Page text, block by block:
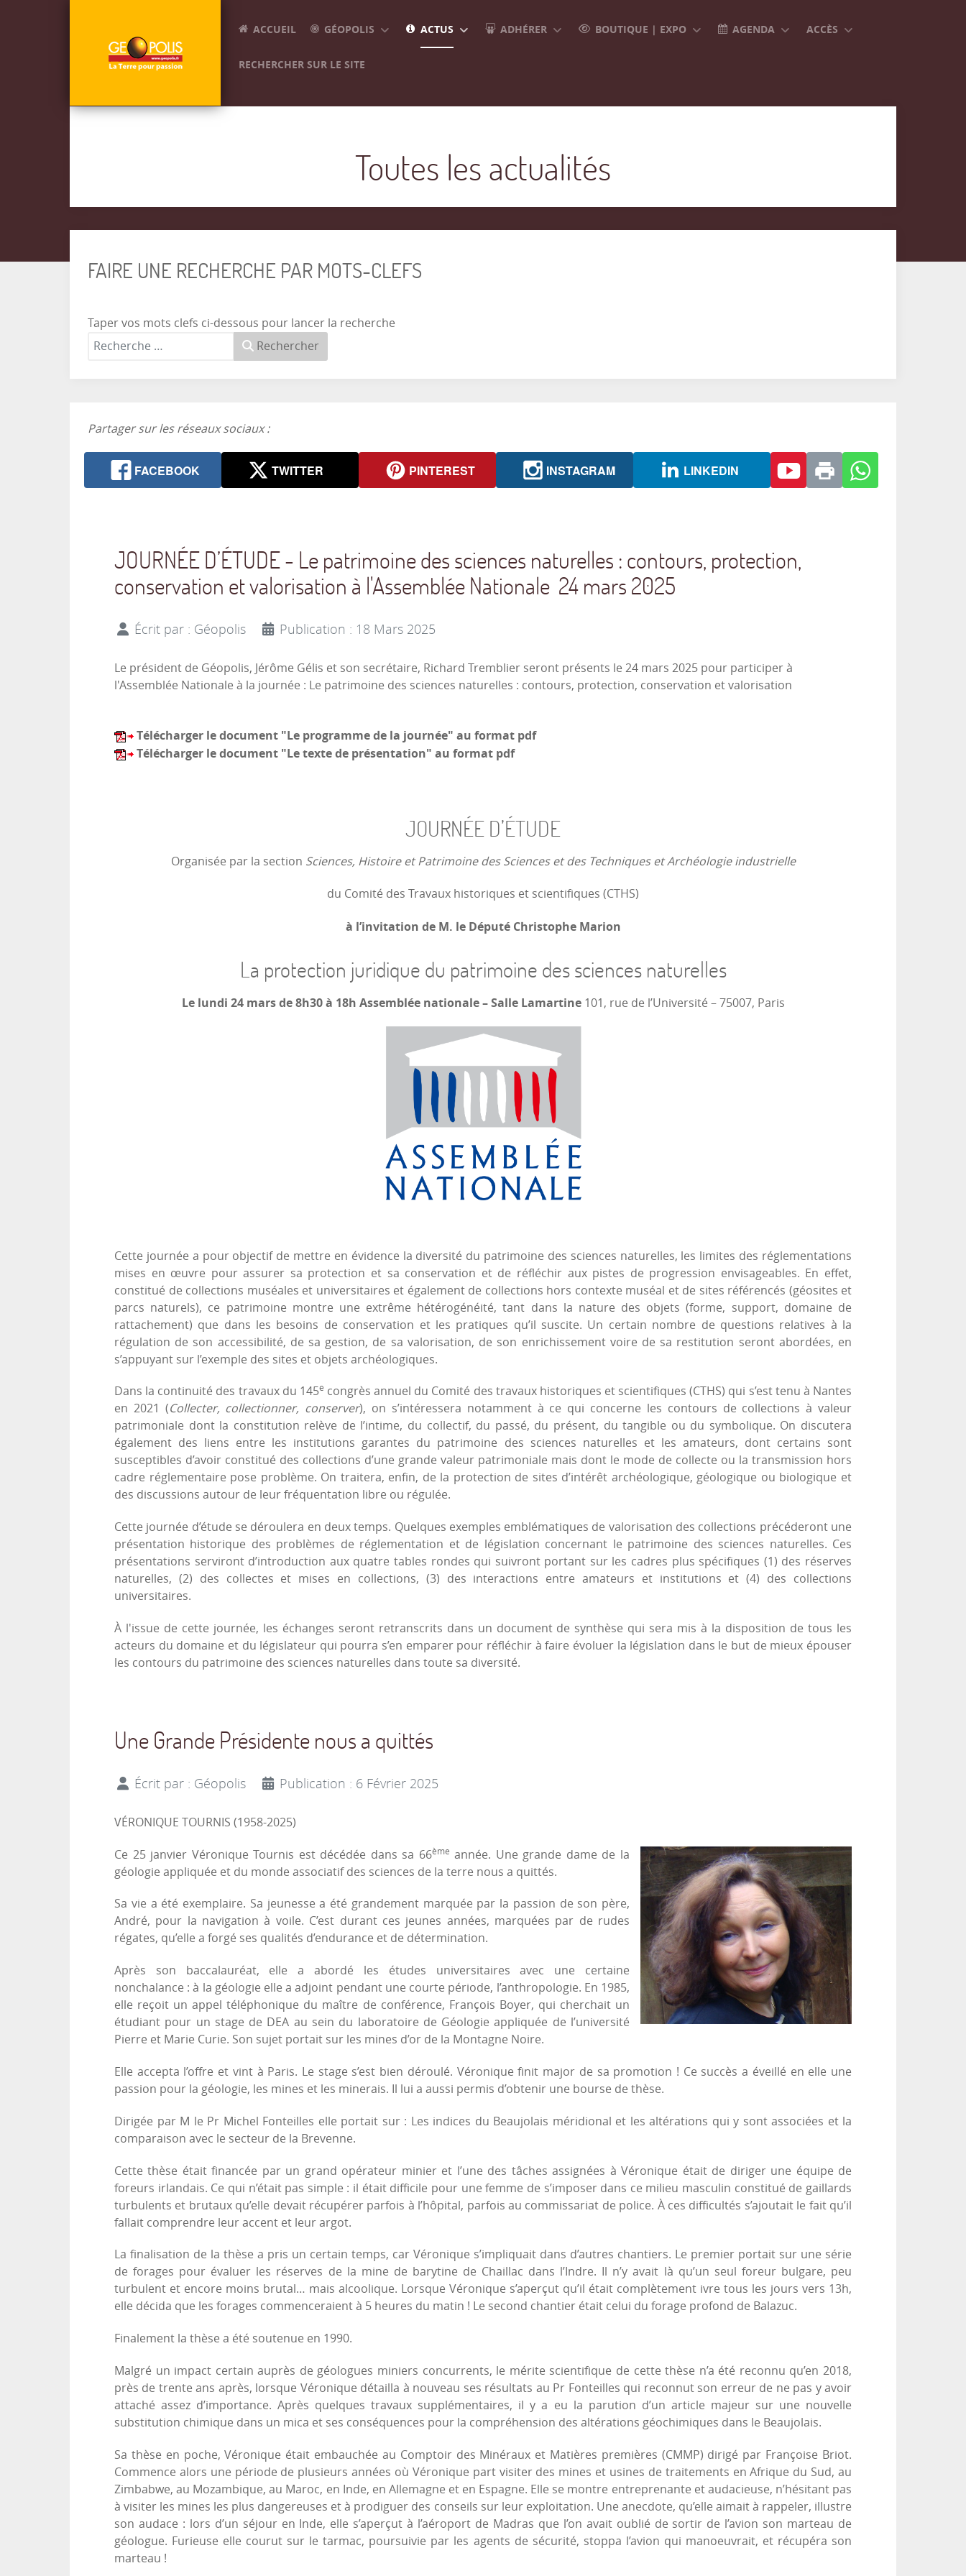
ACCUEIL GÉOPOLIS ACTUS ADHÉRER BOUTIQUE | EXPO AGENDA ACCÈS
RECHERCHER SUR LE SITE
Toutes les actualités
FAIRE UNE RECHERCHE PAR MOTS-CLEFS
Taper vos mots clefs ci-dessous pour lancer la recherche
Rechercher
Partager sur les réseaux sociaux :
FACEBOOK TWITTER PINTEREST INSTAGRAM LINKEDIN
JOURNÉE D’ÉTUDE - Le patrimoine des sciences naturelles : contours, protection,
conservation et valorisation à l'Assemblée Nationale 24 mars 2025
Écrit par : Géopolis Publication : 18 Mars 2025
Le président de Géopolis, Jérôme Gélis et son secrétaire, Richard Tremblier seront présents le 24 mars 2025 pour participer à
l'Assemblée Nationale à la journée : Le patrimoine des sciences naturelles : contours, protection, conservation et valorisation
Télécharger le document "Le programme de la journée" au format pdf
Télécharger le document "Le texte de présentation" au format pdf
JOURNÉE D’ÉTUDE
Organisée par la section Sciences, Histoire et Patrimoine des Sciences et des Techniques et Archéologie industrielle
du Comité des Travaux historiques et scientifiques (CTHS)
à l’invitation de M. le Député Christophe Marion
La protection juridique du patrimoine des sciences naturelles
Le lundi 24 mars de 8h30 à 18h Assemblée nationale – Salle Lamartine 101, rue de l’Université – 75007, Paris
Cette journée a pour objectif de mettre en évidence la diversité du patrimoine des sciences naturelles, les limites des réglementations
mises en œuvre pour assurer sa protection et sa conservation et de réfléchir aux pistes de progression envisageables. En effet,
constitué de collections muséales et universitaires et également de collections hors contexte muséal et de sites référencés (géosites et
parcs naturels), ce patrimoine montre une extrême hétérogénéité, tant dans la nature des objets (forme, support, domaine de
rattachement) que dans les besoins de conservation et les pratiques qu’il suscite. Un certain nombre de questions relatives à la
régulation de son accessibilité, de sa gestion, de sa valorisation, de son enrichissement voire de sa restitution seront abordées, en
s’appuyant sur l’exemple des sites et objets archéologiques.
Dans la continuité des travaux du 145e congrès annuel du Comité des travaux historiques et scientifiques (CTHS) qui s’est tenu à Nantes
en 2021 (Collecter, collectionner, conserver), on s’intéressera notamment à ce qui concerne les contours de collections à valeur
patrimoniale dont la constitution relève de l’intime, du collectif, du passé, du présent, du tangible ou du symbolique. On discutera
également des liens entre les institutions garantes du patrimoine des sciences naturelles et les amateurs, dont certains sont
susceptibles d’avoir constitué des collections d’une grande valeur patrimoniale mais dont le mode de collecte ou la transmission hors
cadre réglementaire pose problème. On traitera, enfin, de la protection de sites d’intérêt archéologique, géologique ou biologique et
des discussions autour de leur fréquentation libre ou régulée.
Cette journée d’étude se déroulera en deux temps. Quelques exemples emblématiques de valorisation des collections précéderont une
présentation historique des problèmes de réglementation et de législation concernant le patrimoine des sciences naturelles. Ces
présentations serviront d’introduction aux quatre tables rondes qui suivront portant sur les cadres plus spécifiques (1) des réserves
naturelles, (2) des collectes et mises en collections, (3) des interactions entre amateurs et institutions et (4) des collections
universitaires.
À l'issue de cette journée, les échanges seront retranscrits dans un document de synthèse qui sera mis à la disposition de tous les
acteurs du domaine et du législateur qui pourra s’en emparer pour réfléchir à faire évoluer la législation dans le but de mieux épouser
les contours du patrimoine des sciences naturelles dans toute sa diversité.
Une Grande Présidente nous a quittés
Écrit par : Géopolis Publication : 6 Février 2025
VÉRONIQUE TOURNIS (1958-2025)
Ce 25 janvier Véronique Tournis est décédée dans sa 66ème année. Une grande dame de la
géologie appliquée et du monde associatif des sciences de la terre nous a quittés.
Sa vie a été exemplaire. Sa jeunesse a été grandement marquée par la passion de son père,
André, pour la navigation à voile. C’est durant ces jeunes années, marquées par de rudes
régates, qu’elle a forgé ses qualités d’endurance et de détermination.
Après son baccalauréat, elle a abordé les études universitaires avec une certaine
nonchalance : à la géologie elle a adjoint pendant une courte période, l’anthropologie. En 1985,
elle reçoit un appel téléphonique du maître de conférence, François Boyer, qui cherchait un
étudiant pour un stage de DEA au sein du laboratoire de Géologie appliquée de l’université
Pierre et Marie Curie. Son sujet portait sur les mines d’or de la Montagne Noire.
Elle accepta l’offre et vint à Paris. Le stage s’est bien déroulé. Véronique finit major de sa promotion ! Ce succès a éveillé en elle une
passion pour la géologie, les mines et les minerais. Il lui a aussi permis d’obtenir une bourse de thèse.
Dirigée par M le Pr Michel Fonteilles elle portait sur : Les indices du Beaujolais méridional et les altérations qui y sont associées et la
comparaison avec le secteur de la Brevenne.
Cette thèse était financée par un grand opérateur minier et l’une des tâches assignées à Véronique était de diriger une équipe de
foreurs irlandais. Ce qui n’était pas simple : il était difficile pour une femme de s’imposer dans ce milieu masculin constitué de gaillards
turbulents et brutaux qu’elle devait récupérer parfois à l’hôpital, parfois au commissariat de police. À ces difficultés s’ajoutait le fait qu’il
fallait comprendre leur accent et leur argot.
La finalisation de la thèse a pris un certain temps, car Véronique s’impliquait dans d’autres chantiers. Le premier portait sur une série
de forages pour évaluer les réserves de la mine de barytine de Chaillac dans l’Indre. Il n’y avait là qu’un seul foreur bulgare, peu
turbulent et encore moins brutal… mais alcoolique. Lorsque Véronique s’aperçut qu’il était complètement ivre tous les jours vers 13h,
elle décida que les forages commenceraient à 5 heures du matin ! Le second chantier était celui du forage profond de Balazuc.
Finalement la thèse a été soutenue en 1990.
Malgré un impact certain auprès de géologues miniers concurrents, le mérite scientifique de cette thèse n’a été reconnu qu’en 2018,
près de trente ans après, lorsque Véronique détailla à nouveau ses résultats au Pr Fonteilles qui reconnut son erreur de ne pas y avoir
attaché assez d’importance. Après quelques travaux supplémentaires, il y a eu la parution d’un article majeur sur une nouvelle
substitution chimique dans un mica et ses conséquences pour la compréhension des altérations géochimiques dans le Beaujolais.
Sa thèse en poche, Véronique était embauchée au Comptoir des Minéraux et Matières premières (CMMP) dirigé par Françoise Briot.
Commence alors une période de plusieurs années où Véronique part visiter des mines et usines de traitements en Afrique du Sud, au
Zimbabwe, au Mozambique, au Maroc, en Inde, en Allemagne et en Espagne. Elle se montre entreprenante et audacieuse, n’hésitant pas
à visiter les mines les plus dangereuses et à prodiguer des conseils sur leur exploitation. Une anecdote, qu’elle aimait à rappeler, illustre
son audace : lors d’un séjour en Inde, elle s’aperçut à l’aéroport de Madras que l’on avait oublié de sortir de l’avion son marteau de
géologue. Furieuse elle courut sur le tarmac, poursuivie par les agents de sécurité, stoppa l’avion qui manoeuvrait, et récupéra son
marteau !